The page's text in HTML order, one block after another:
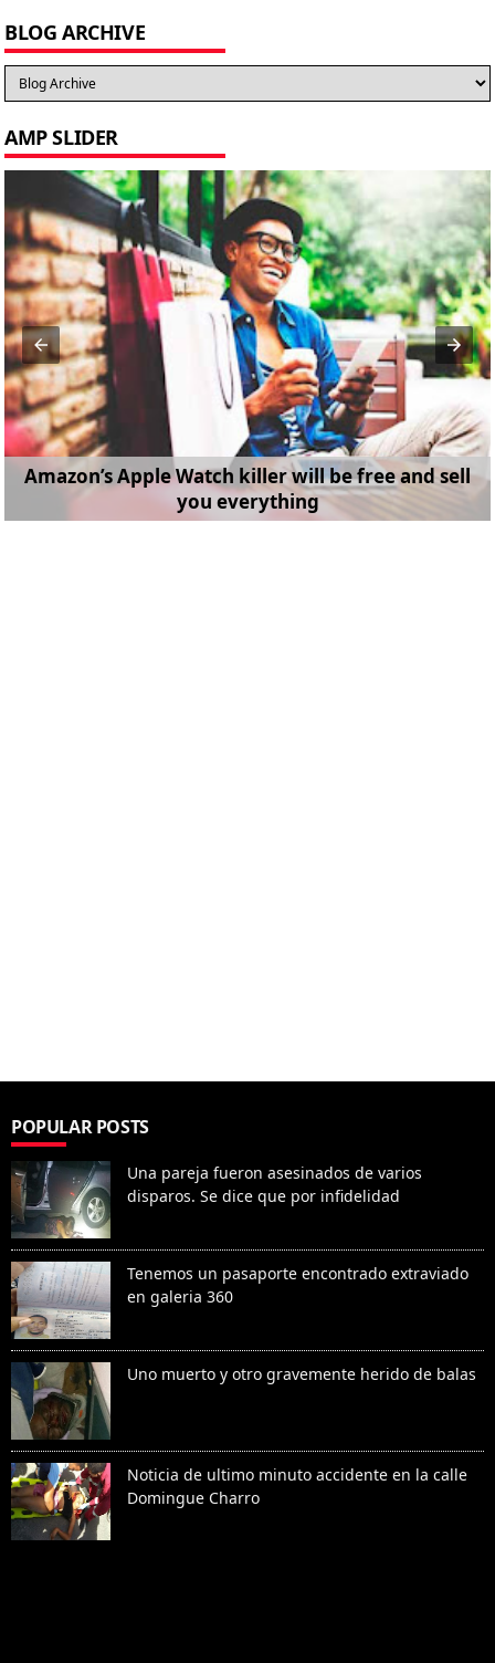
BLOG ARCHIVE
AMP SLIDER
Amazon’s Apple Watch killer will be free and sell
you everything
POPULAR POSTS
Una pareja fueron asesinados de varios
disparos. Se dice que por infidelidad
Tenemos un pasaporte encontrado extraviado
en galeria 360
Uno muerto y otro gravemente herido de balas
Noticia de ultimo minuto accidente en la calle
Domingue Charro